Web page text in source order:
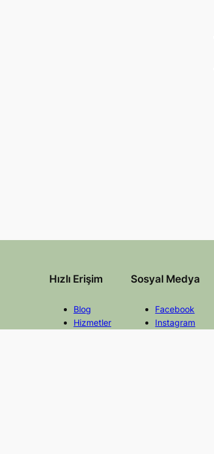
Hızlı Erişim
Blog
Hizmetler
Sosyal Medya
Facebook
Instagram